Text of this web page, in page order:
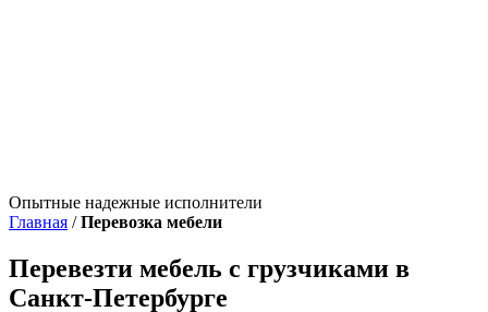
Опытные надежные исполнители
Главная /Перевозка мебели
Перевезти мебель с грузчиками в
Санкт-Петербурге